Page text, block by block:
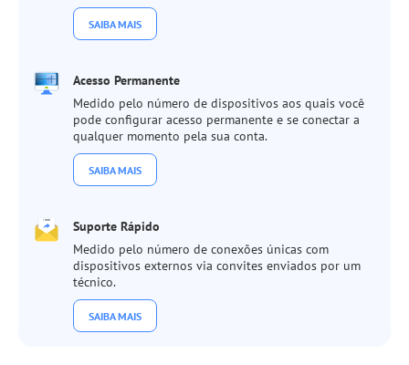
SAIBA MAIS
Acesso Permanente
Medido pelo número de dispositivos aos quais você
pode configurar acesso permanente e se conectar a
qualquer momento pela sua conta.
SAIBA MAIS
Suporte Rápido
Medido pelo número de conexões únicas com
dispositivos externos via convites enviados por um
técnico.
SAIBA MAIS